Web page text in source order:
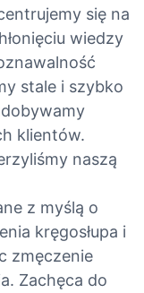
się na
wiedzy
stale i szybko
klientów.
naszą
z myślą o
kręgosłupa i
zmęczenie
Zachęca do